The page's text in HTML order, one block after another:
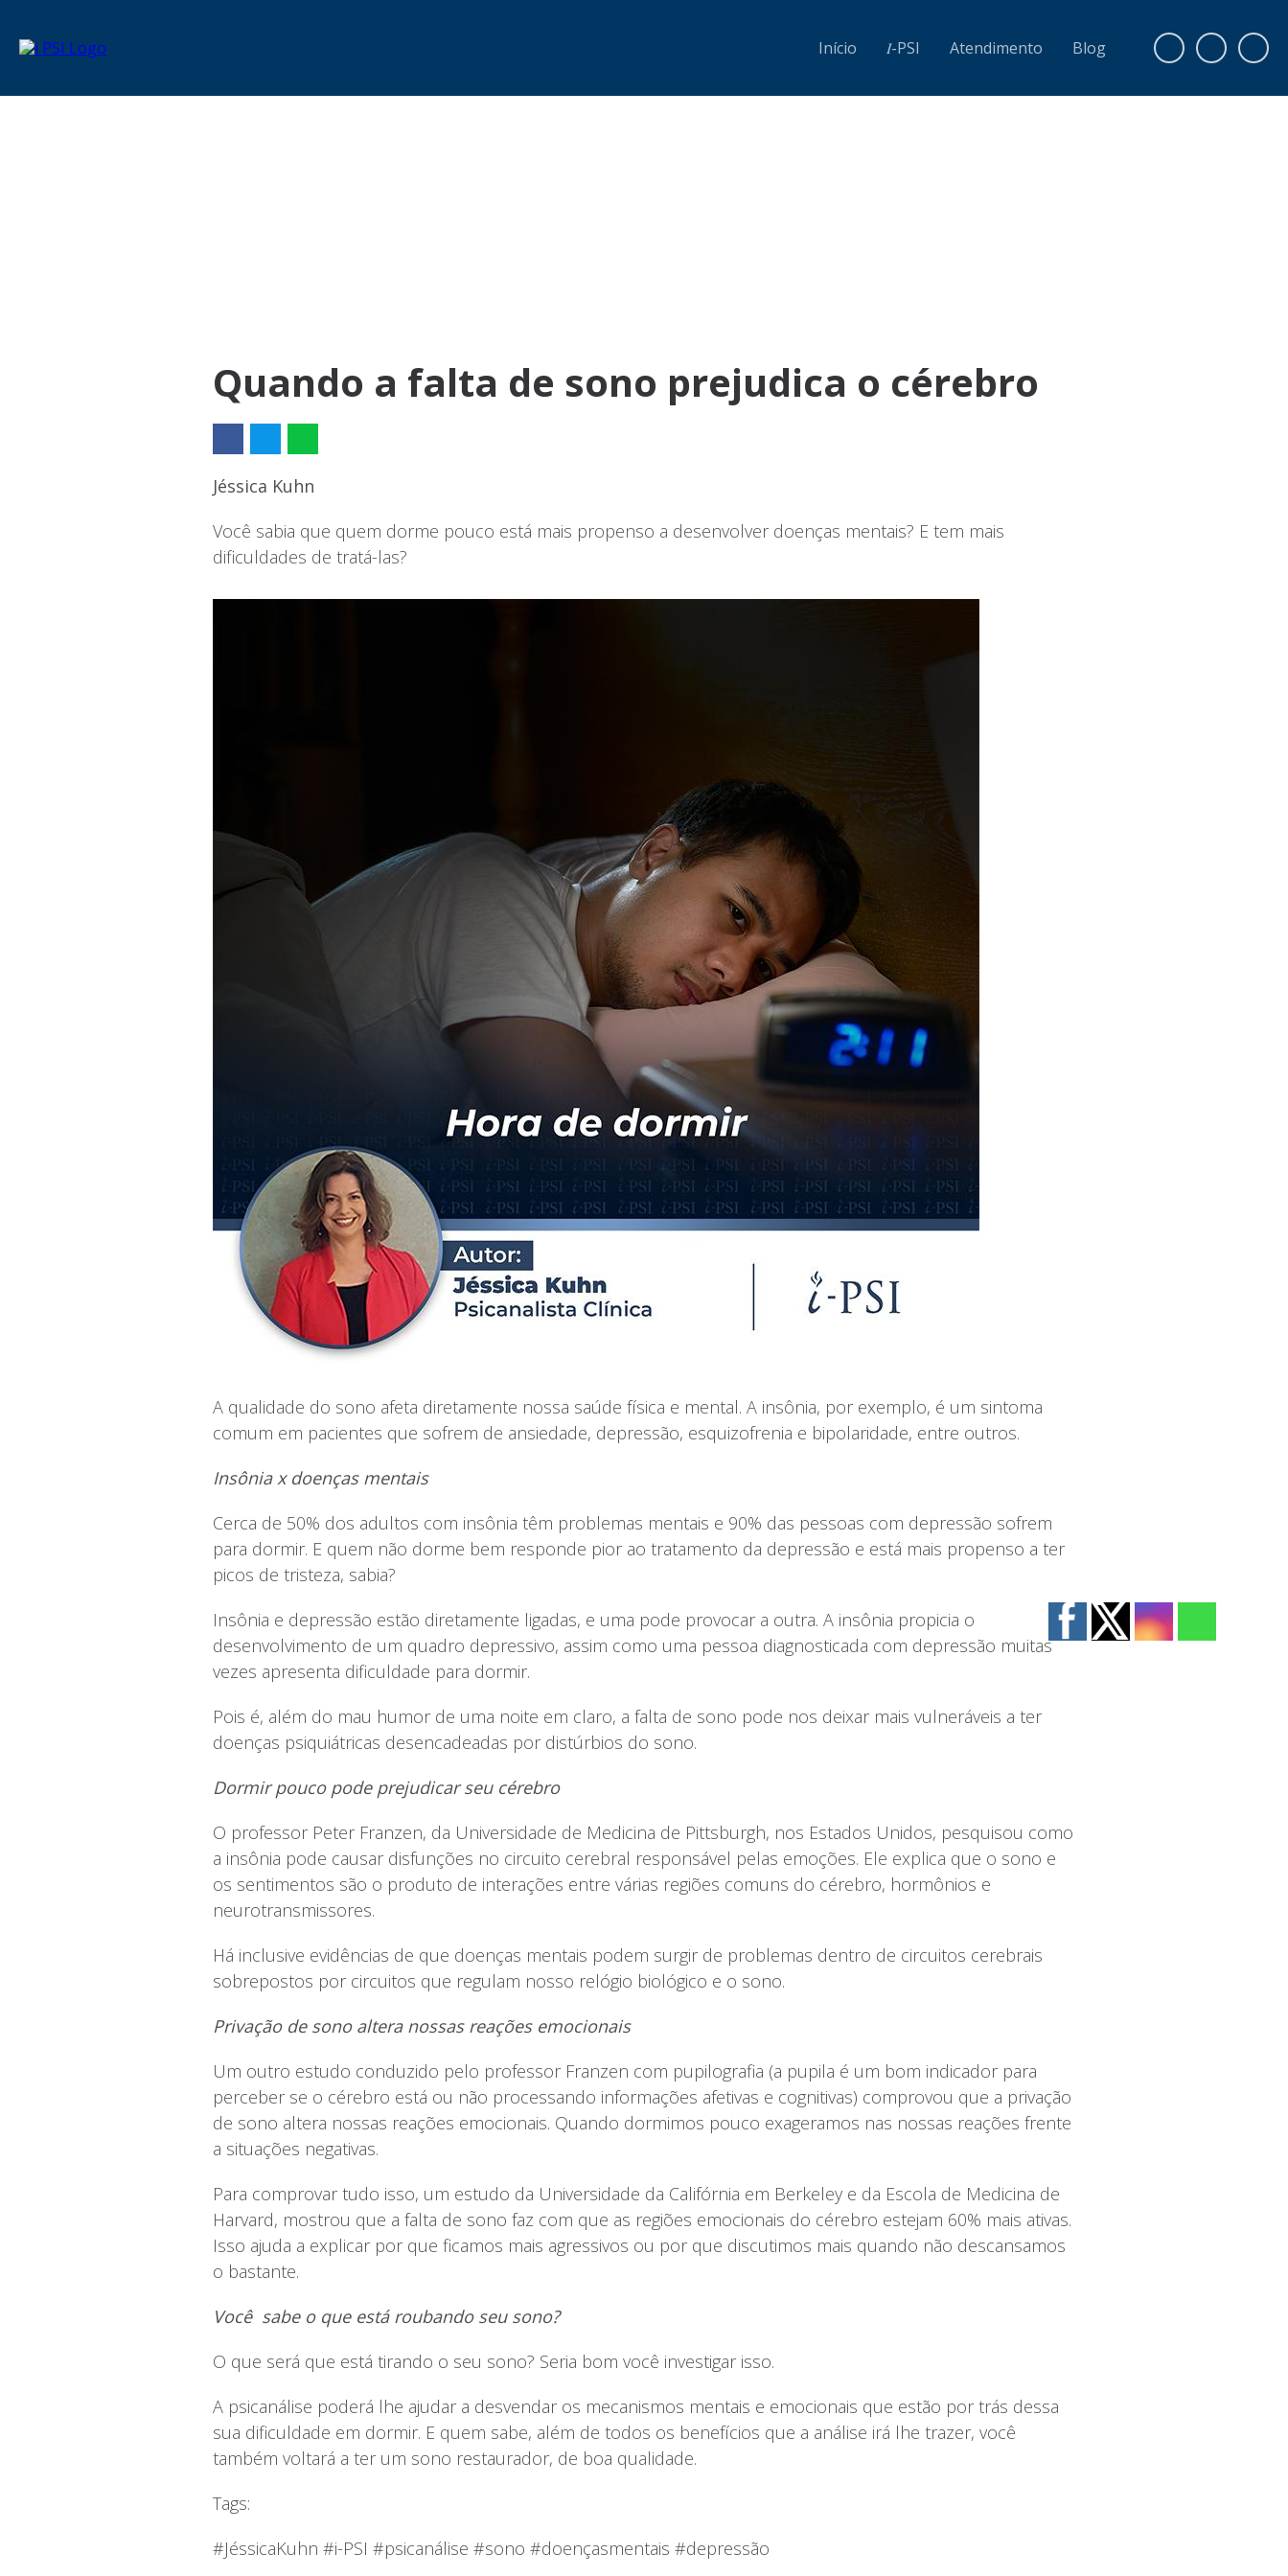
Início 𝐼-PSI Atendimento Blog
Quando a falta de sono prejudica o cérebro
Jéssica Kuhn
Você sabia que quem dorme pouco está mais propenso a desenvolver doenças mentais? E tem mais
dificuldades de tratá-las?
A qualidade do sono afeta diretamente nossa saúde física e mental. A insônia, por exemplo, é um sintoma
comum em pacientes que sofrem de ansiedade, depressão, esquizofrenia e bipolaridade, entre outros.
Insônia x doenças mentais
Cerca de 50% dos adultos com insônia têm problemas mentais e 90% das pessoas com depressão sofrem
para dormir. E quem não dorme bem responde pior ao tratamento da depressão e está mais propenso a ter
picos de tristeza, sabia?
Insônia e depressão estão diretamente ligadas, e uma pode provocar a outra. A insônia propicia o
desenvolvimento de um quadro depressivo, assim como uma pessoa diagnosticada com depressão muitas
vezes apresenta dificuldade para dormir.
Pois é, além do mau humor de uma noite em claro, a falta de sono pode nos deixar mais vulneráveis a ter
doenças psiquiátricas desencadeadas por distúrbios do sono.
Dormir pouco pode prejudicar seu cérebro
O professor Peter Franzen, da Universidade de Medicina de Pittsburgh, nos Estados Unidos, pesquisou como
a insônia pode causar disfunções no circuito cerebral responsável pelas emoções. Ele explica que o sono e
os sentimentos são o produto de interações entre várias regiões comuns do cérebro, hormônios e
neurotransmissores.
Há inclusive evidências de que doenças mentais podem surgir de problemas dentro de circuitos cerebrais
sobrepostos por circuitos que regulam nosso relógio biológico e o sono.
Privação de sono altera nossas reações emocionais
Um outro estudo conduzido pelo professor Franzen com pupilografia (a pupila é um bom indicador para
perceber se o cérebro está ou não processando informações afetivas e cognitivas) comprovou que a privação
de sono altera nossas reações emocionais. Quando dormimos pouco exageramos nas nossas reações frente
a situações negativas.
Para comprovar tudo isso, um estudo da Universidade da Califórnia em Berkeley e da Escola de Medicina de
Harvard, mostrou que a falta de sono faz com que as regiões emocionais do cérebro estejam 60% mais ativas.
Isso ajuda a explicar por que ficamos mais agressivos ou por que discutimos mais quando não descansamos
o bastante.
Você sabe o que está roubando seu sono?
O que será que está tirando o seu sono? Seria bom você investigar isso.
A psicanálise poderá lhe ajudar a desvendar os mecanismos mentais e emocionais que estão por trás dessa
sua dificuldade em dormir. E quem sabe, além de todos os benefícios que a análise irá lhe trazer, você
também voltará a ter um sono restaurador, de boa qualidade.
Tags:
#JéssicaKuhn #i-PSI #psicanálise #sono #doençasmentais #depressão